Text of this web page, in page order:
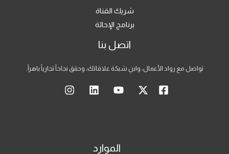
شريك القناة
برنامج الإحالة
اتصل بنا
تواصل مع رواد الأعمال، وابنِ شبكة علاقاتك، وحقق نجاحاً تجارياً باهراً.
الموارد